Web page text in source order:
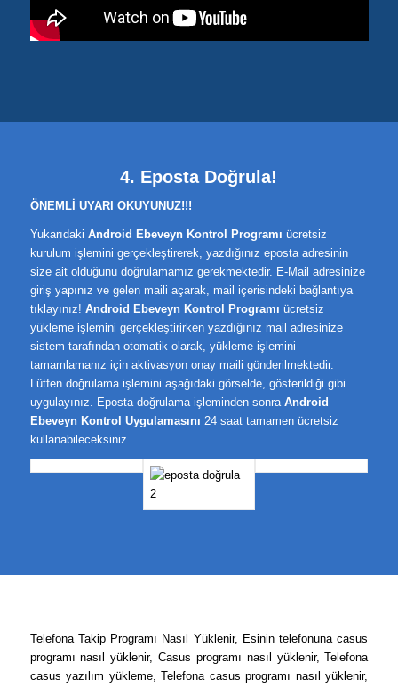
4. Eposta Doğrula!
ÖNEMLİ UYARI OKUYUNUZ!!!
Yukarıdaki Android Ebeveyn Kontrol Programı ücretsiz
kurulum işlemini gerçekleştirerek, yazdığınız eposta adresinin
size ait olduğunu doğrulamamız gerekmektedir. E-Mail adresinize
giriş yapınız ve gelen maili açarak, mail içerisindeki bağlantıya
tıklayınız! Android Ebeveyn Kontrol Programı ücretsiz
yükleme işlemini gerçekleştirirken yazdığınız mail adresinize
sistem tarafından otomatik olarak, yükleme işlemini
tamamlamanız için aktivasyon onay maili gönderilmektedir.
Lütfen doğrulama işlemini aşağıdaki görselde, gösterildiği gibi
uygulayınız. Eposta doğrulama işleminden sonra Android
Ebeveyn Kontrol Uygulamasını 24 saat tamamen ücretsiz
kullanabileceksiniz.
Telefona Takip Programı Nasıl Yüklenir, Esinin telefonuna casus
programı nasıl yüklenir, Casus programı nasıl yüklenir, Telefona
casus yazılım yükleme, Telefona casus programı nasıl yüklenir,